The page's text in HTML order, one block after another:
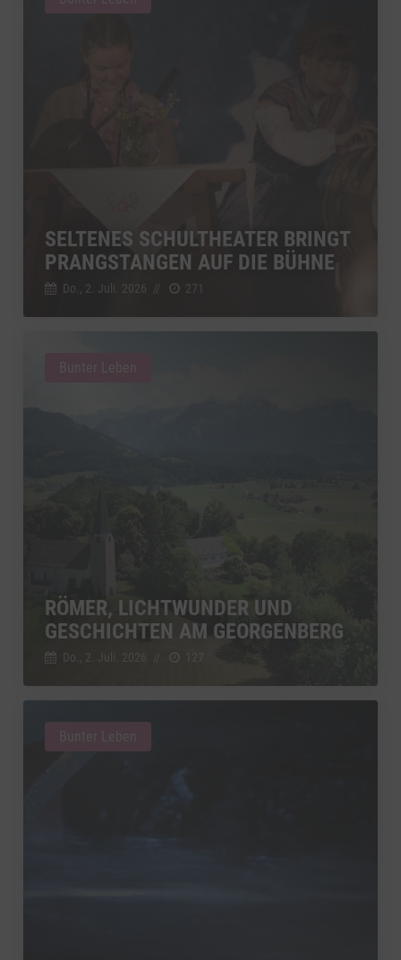
SELTENES SCHULTHEATER BRINGT
PRANGSTANGEN AUF DIE BÜHNE
Do., 2. Juli. 2026 // 271
RÖMER, LICHTWUNDER UND
GESCHICHTEN AM GEORGENBERG
Do., 2. Juli. 2026